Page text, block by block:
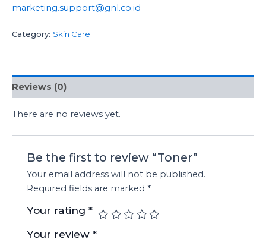
marketing.support@gnl.co.id
Category: Skin Care
Reviews (0)
There are no reviews yet.
Be the first to review “Toner”
Your email address will not be published.
Required fields are marked *
Your rating*
Your review*